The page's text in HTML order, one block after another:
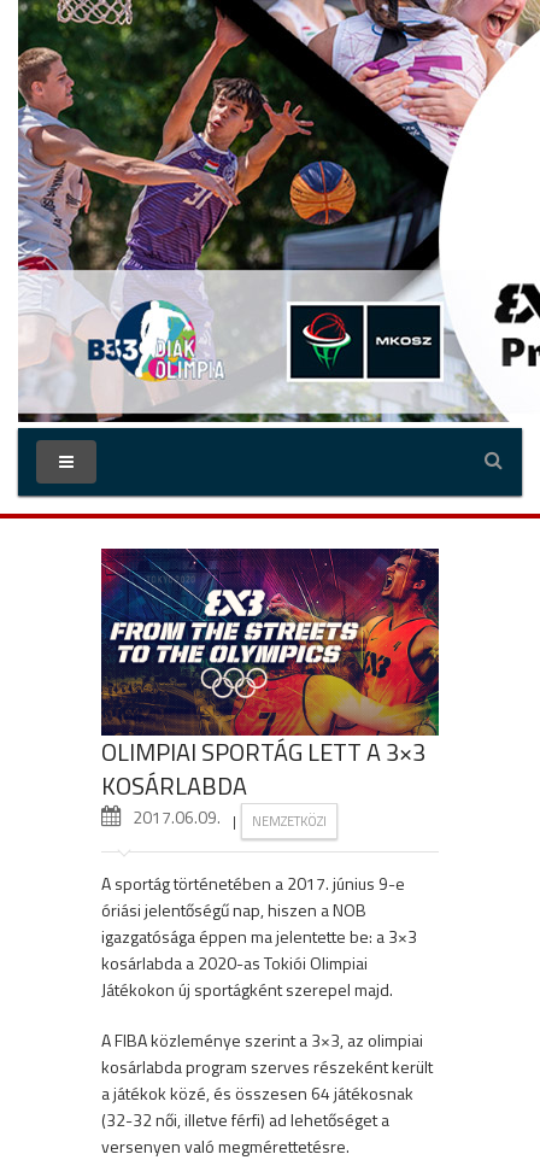
OLIMPIAI SPORTÁG LETT A 3×3
KOSÁRLABDA
2017.06.09. | NEMZETKÖZI
A sportág történetében a 2017. június 9-e
óriási jelentőségű nap, hiszen a NOB
igazgatósága éppen ma jelentette be: a 3×3
kosárlabda a 2020-as Tokiói Olimpiai
Játékokon új sportágként szerepel majd.
A FIBA közleménye szerint a 3×3, az olimpiai
kosárlabda program szerves részeként került
a játékok közé, és összesen 64 játékosnak
(32-32 női, illetve férfi) ad lehetőséget a
versenyen való megmérettetésre.